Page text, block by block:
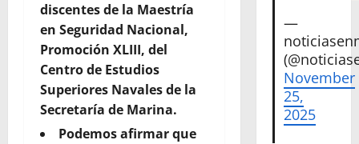
discentes de la Maestría
en Seguridad Nacional,
Promoción XLIII, del
Centro de Estudios
Superiores Navales de la
Secretaría de Marina.
Podemos afirmar que
—
November
25,
2025